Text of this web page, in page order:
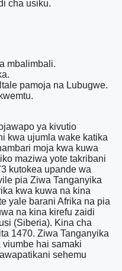
cha usiku.
mbalimbali.
pamoja na Lubugwe.
ya kivutio
kwa ujumla wake katika
moja kwa kuwa
maziwa yote takribani
kutokea upande wa
pia Ziwa Tanganyika
kwa kuwa na kina
yale barani Afrika na pia
na kina kirefu zaidi
(Siberia). Kina cha
1470. Ziwa Tanganyika
viumbe hai samaki
sehemu